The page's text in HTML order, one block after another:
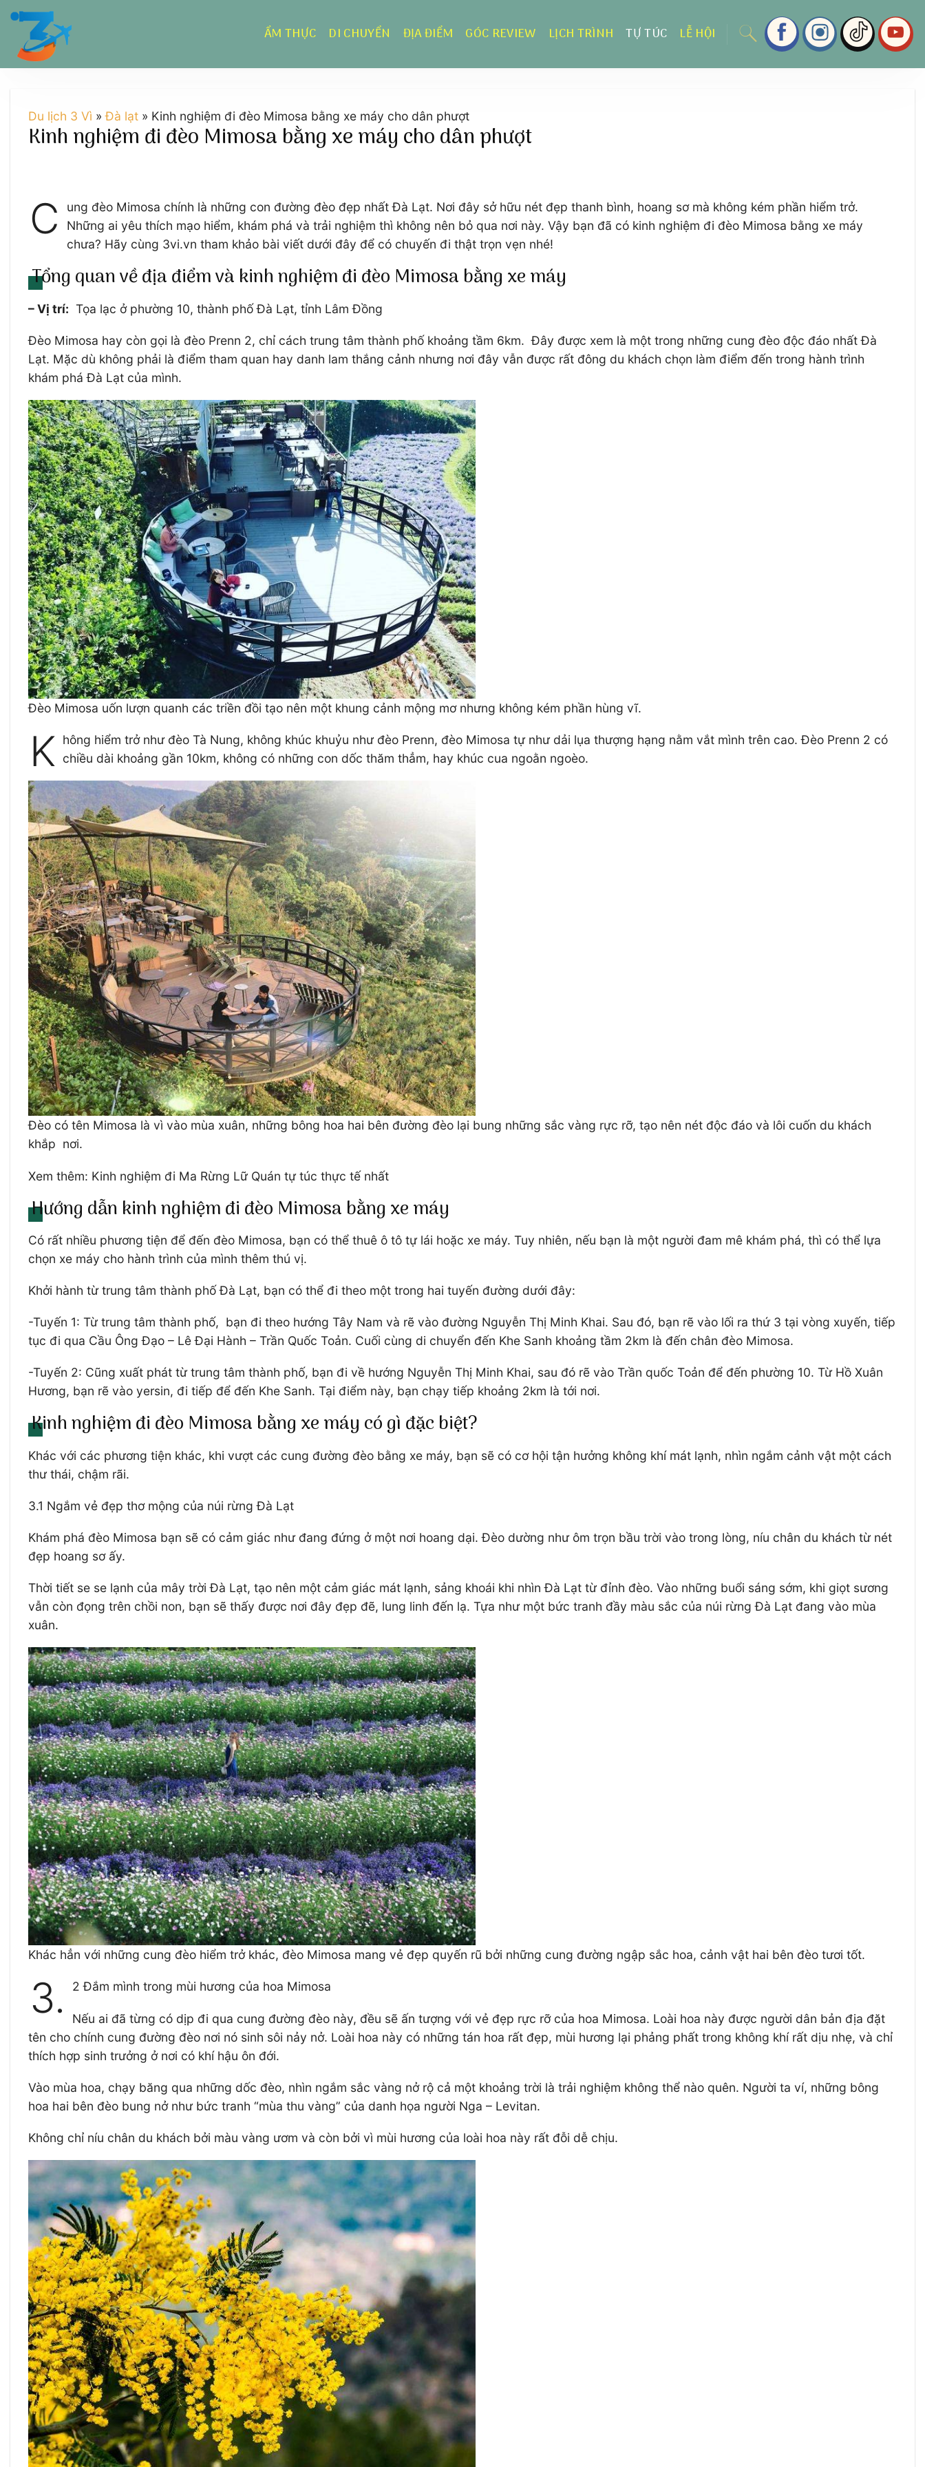
Chuyển
dung
ẨM THỰC DI CHUYỂN ĐỊA ĐIỂM GÓC REVIEW LỊCH TRÌNH TỰ TÚC LỄ HỘI
Du lịch 3 Vì »Đà lạt » Kinh nghiệm đi đèo Mimosa bằng xe máy cho dân phượt
Kinh nghiệm đi đèo Mimosa bằng xe máy cho dân phượt
C
ung đèo Mimosa chính là những con đường đèo đẹp nhất Đà Lạt. Nơi đây sở hữu nét đẹp thanh bình, hoang sơ mà không kém phần hiểm trở.
Những ai yêu thích mạo hiểm, khám phá và trải nghiệm thì không nên bỏ qua nơi này. Vậy bạn đã có kinh nghiệm đi đèo Mimosa bằng xe máy
chưa? Hãy cùng 3vi.vn tham khảo bài viết dưới đây để có chuyến đi thật trọn vẹn nhé!
Tổng quan về địa điểm và kinh nghiệm đi đèo Mimosa bằng xe máy
– Vị trí: Tọa lạc ở phường 10, thành phố Đà Lạt, tỉnh Lâm Đồng
Đèo Mimosa hay còn gọi là đèo Prenn 2, chỉ cách trung tâm thành phố khoảng tầm 6km. Đây được xem là một trong những cung đèo độc đáo nhất Đà
Lạt. Mặc dù không phải là điểm tham quan hay danh lam thắng cảnh nhưng nơi đây vẫn được rất đông du khách chọn làm điểm đến trong hành trình
khám phá Đà Lạt của mình.
Đèo Mimosa uốn lượn quanh các triền đồi tạo nên một khung cảnh mộng mơ nhưng không kém phần hùng vĩ.
K hông hiểm trở như đèo Tà Nung, không khúc khuỷu như đèo Prenn, đèo Mimosa tự như dải lụa thượng hạng nằm vắt mình trên cao. Đèo Prenn 2 có
chiều dài khoảng gần 10km, không có những con dốc thăm thẳm, hay khúc cua ngoằn ngoèo.
Đèo có tên Mimosa là vì vào mùa xuân, những bông hoa hai bên đường đèo lại bung những sắc vàng rực rỡ, tạo nên nét độc đáo và lôi cuốn du khách
khắp nơi.
Xem thêm: Kinh nghiệm đi Ma Rừng Lữ Quán tự túc thực tế nhất
Hướng dẫn kinh nghiệm đi đèo Mimosa bằng xe máy
Có rất nhiều phương tiện để đến đèo Mimosa, bạn có thể thuê ô tô tự lái hoặc xe máy. Tuy nhiên, nếu bạn là một người đam mê khám phá, thì có thể lựa
chọn xe máy cho hành trình của mình thêm thú vị.
Khởi hành từ trung tâm thành phố Đà Lạt, bạn có thể đi theo một trong hai tuyến đường dưới đây:
-Tuyến 1: Từ trung tâm thành phố, bạn đi theo hướng Tây Nam và rẽ vào đường Nguyễn Thị Minh Khai. Sau đó, bạn rẽ vào lối ra thứ 3 tại vòng xuyến, tiếp
tục đi qua Cầu Ông Đạo – Lê Đại Hành – Trần Quốc Toản. Cuối cùng di chuyển đến Khe Sanh khoảng tầm 2km là đến chân đèo Mimosa.
-Tuyến 2: Cũng xuất phát từ trung tâm thành phố, bạn đi về hướng Nguyễn Thị Minh Khai, sau đó rẽ vào Trần quốc Toản để đến phường 10. Từ Hồ Xuân
Hương, bạn rẽ vào yersin, đi tiếp để đến Khe Sanh. Tại điểm này, bạn chạy tiếp khoảng 2km là tới nơi.
Kinh nghiệm đi đèo Mimosa bằng xe máy có gì đặc biệt?
Khác với các phương tiện khác, khi vượt các cung đường đèo bằng xe máy, bạn sẽ có cơ hội tận hưởng không khí mát lạnh, nhìn ngắm cảnh vật một cách
thư thái, chậm rãi.
3.1 Ngắm vẻ đẹp thơ mộng của núi rừng Đà Lạt
Khám phá đèo Mimosa bạn sẽ có cảm giác như đang đứng ở một nơi hoang dại. Đèo dường như ôm trọn bầu trời vào trong lòng, níu chân du khách từ nét
đẹp hoang sơ ấy.
Thời tiết se se lạnh của mây trời Đà Lạt, tạo nên một cảm giác mát lạnh, sảng khoái khi nhìn Đà Lạt từ đỉnh đèo. Vào những buổi sáng sớm, khi giọt sương
vẫn còn đọng trên chồi non, bạn sẽ thấy được nơi đây đẹp đẽ, lung linh đến lạ. Tựa như một bức tranh đầy màu sắc của núi rừng Đà Lạt đang vào mùa
xuân.
Khác hẳn với những cung đèo hiểm trở khác, đèo Mimosa mang vẻ đẹp quyến rũ bởi những cung đường ngập sắc hoa, cảnh vật hai bên đèo tươi tốt.
3. 2 Đắm mình trong mùi hương của hoa Mimosa
Nếu ai đã từng có dịp đi qua cung đường đèo này, đều sẽ ấn tượng với vẻ đẹp rực rỡ của hoa Mimosa. Loài hoa này được người dân bản địa đặt
tên cho chính cung đường đèo nơi nó sinh sôi nảy nở. Loài hoa này có những tán hoa rất đẹp, mùi hương lại phảng phất trong không khí rất dịu nhẹ, và chỉ
thích hợp sinh trưởng ở nơi có khí hậu ôn đới.
Vào mùa hoa, chạy băng qua những dốc đèo, nhìn ngắm sắc vàng nở rộ cả một khoảng trời là trải nghiệm không thể nào quên. Người ta ví, những bông
hoa hai bên đèo bung nở như bức tranh “mùa thu vàng” của danh họa người Nga – Levitan.
Không chỉ níu chân du khách bởi màu vàng ươm và còn bởi vì mùi hương của loài hoa này rất đỗi dễ chịu.